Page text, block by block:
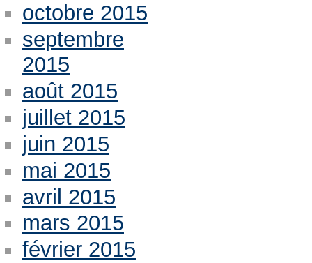
octobre 2015
septembre
2015
août 2015
juillet 2015
juin 2015
mai 2015
avril 2015
mars 2015
février 2015